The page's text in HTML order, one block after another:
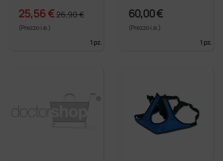
25,56 €26,90 €
(Prezzo i.e.)
1 pz.
60,00 €
(Prezzo i.e.)
1 pz.